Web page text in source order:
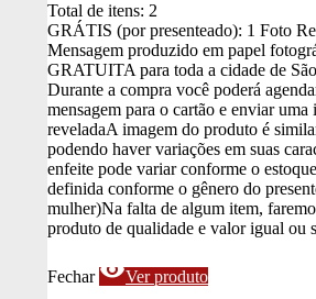
Total de itens: 2
GRÁTIS (por presenteado): 1 Foto
Mensagem produzido em papel
GRATUITA para toda a cidade de
Durante a compra você poderá
mensagem para o cartão e enviar
reveladaA imagem do produto é
podendo haver variações em suas
enfeite pode variar conforme o estoque
definida conforme o gênero do
mulher)Na falta de algum item,
produto de qualidade e valor igual ou
Fechar visibilityVer produto